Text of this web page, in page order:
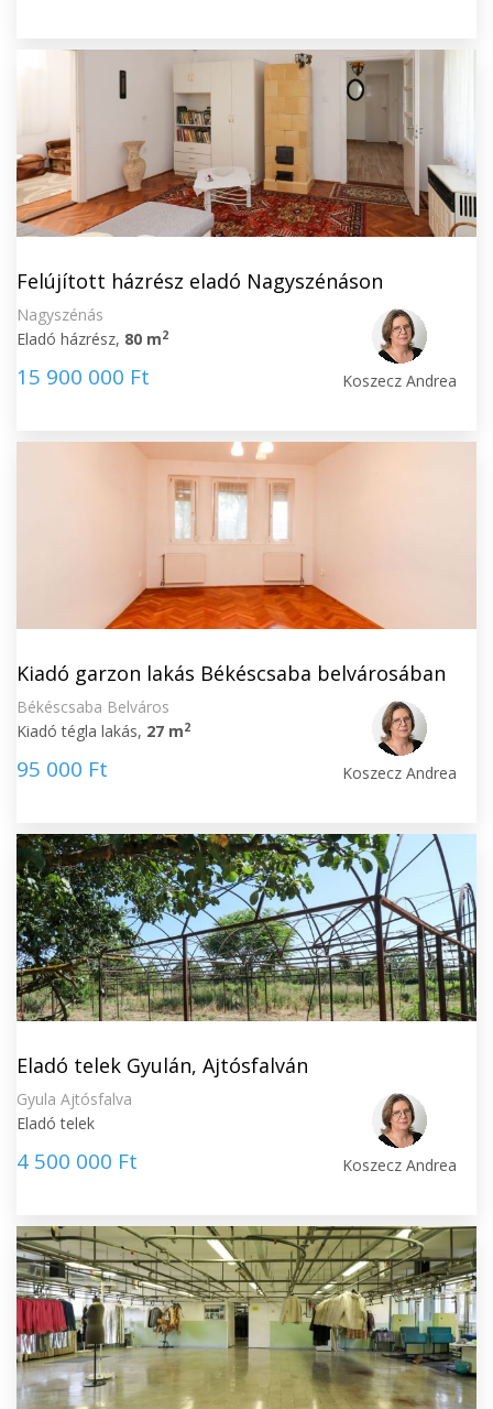
Felújított házrész eladó Nagyszénáson
Nagyszénás
Eladó házrész, 80 m2
15 900 000 Ft Koszecz Andrea
Kiadó garzon lakás Békéscsaba belvárosában
Békéscsaba Belváros
Kiadó tégla lakás, 27 m2
95 000 Ft Koszecz Andrea
Eladó telek Gyulán, Ajtósfalván
Gyula Ajtósfalva
Eladó telek
4 500 000 Ft Koszecz Andrea